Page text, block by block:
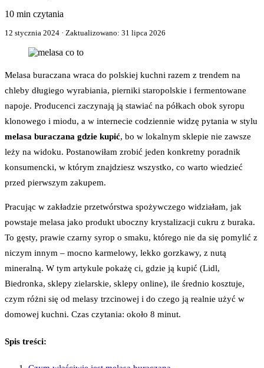
10 min czytania
12 stycznia 2024 · Zaktualizowano: 31 lipca 2026
Melasa buraczana wraca do polskiej kuchni razem z trendem na
chleby długiego wyrabiania, pierniki staropolskie i fermentowane
napoje. Producenci zaczynają ją stawiać na półkach obok syropu
klonowego i miodu, a w internecie codziennie widzę pytania w stylu
melasa buraczana gdzie kupić, bo w lokalnym sklepie nie zawsze
leży na widoku. Postanowiłam zrobić jeden konkretny poradnik
konsumencki, w którym znajdziesz wszystko, co warto wiedzieć
przed pierwszym zakupem.
Pracując w zakładzie przetwórstwa spożywczego widziałam, jak
powstaje melasa jako produkt uboczny krystalizacji cukru z buraka.
To gęsty, prawie czarny syrop o smaku, którego nie da się pomylić z
niczym innym – mocno karmelowy, lekko gorzkawy, z nutą
mineralną. W tym artykule pokażę ci, gdzie ją kupić (Lidl,
Biedronka, sklepy zielarskie, sklepy online), ile średnio kosztuje,
czym różni się od melasy trzcinowej i do czego ją realnie użyć w
domowej kuchni. Czas czytania: około 8 minut.
Spis treści: